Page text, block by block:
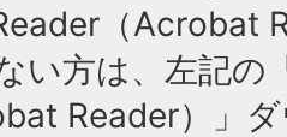
（Acrobat
い方は、左記の
Reader）」